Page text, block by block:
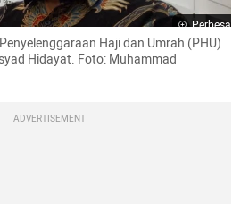
Perbesar
Haji dan Umrah (PHU)
Hidayat. Foto: Muhammad
ADVERTISEMENT